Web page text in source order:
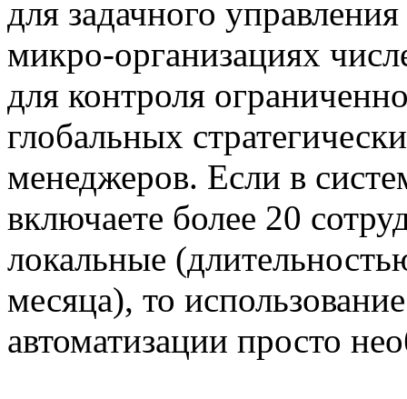
для задачного
микро-организациях
для контроля
глобальных
менеджеров. Если в
включаете более 20
локальные
месяца), то
автоматизации просто